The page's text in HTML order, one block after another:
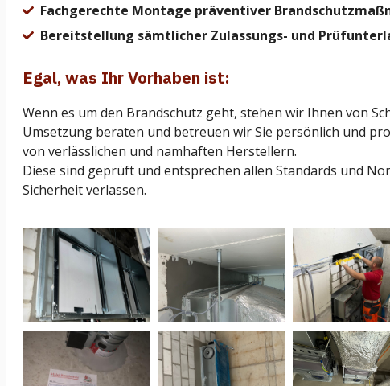
Fachgerechte Montage präventiver
Bereitstellung sämtlicher Zulassungs- und
Egal, was Ihr Vorhaben ist:
Wenn es um den Brandschutz geht, stehen wir Ihnen von
Umsetzung beraten und betreuen wir Sie persönlich und
von verlässlichen und namhaften Herstellern.
Diese sind geprüft und entsprechen allen Standards und
Sicherheit verlassen.